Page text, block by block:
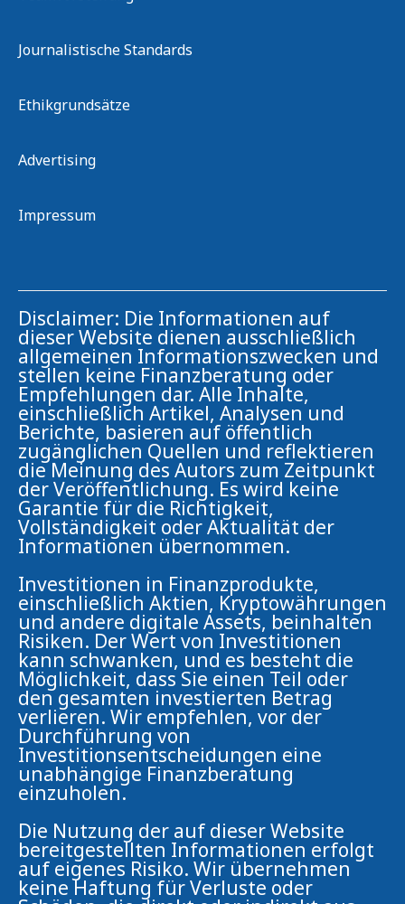
Journalistische Standards
Ethikgrundsätze
Advertising
Impressum
Disclaimer: Die Informationen auf
dieser Website dienen ausschließlich
allgemeinen Informationszwecken und
stellen keine Finanzberatung oder
Empfehlungen dar. Alle Inhalte,
einschließlich Artikel, Analysen und
Berichte, basieren auf öffentlich
zugänglichen Quellen und reflektieren
die Meinung des Autors zum Zeitpunkt
der Veröffentlichung. Es wird keine
Garantie für die Richtigkeit,
Vollständigkeit oder Aktualität der
Informationen übernommen.
Investitionen in Finanzprodukte,
einschließlich Aktien, Kryptowährungen
und andere digitale Assets, beinhalten
Risiken. Der Wert von Investitionen
kann schwanken, und es besteht die
Möglichkeit, dass Sie einen Teil oder
den gesamten investierten Betrag
verlieren. Wir empfehlen, vor der
Durchführung von
Investitionsentscheidungen eine
unabhängige Finanzberatung
einzuholen.
Die Nutzung der auf dieser Website
bereitgestellten Informationen erfolgt
auf eigenes Risiko. Wir übernehmen
keine Haftung für Verluste oder